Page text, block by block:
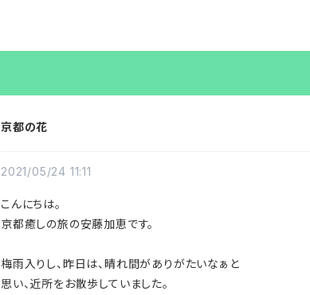
京都の花
2021/05/24 11:11
こんにちは。
京都癒しの旅の安藤加恵です。
梅雨入りし、昨日は、晴れ間がありがたいなぁと
思い、近所をお散歩していました。